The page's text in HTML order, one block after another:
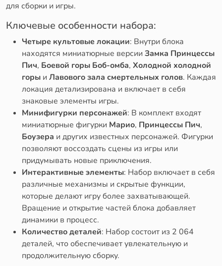
для сборки и игры.
Ключевые особенности набора:
Четыре культовые локации: Внутри блока
находятся миниатюрные версии Замка Принцессы
Пич, Боевой горы Боб-омба, Холодной холодной
горы и Лавового зала смертельных голов. Каждая
локация детализирована и включает в себя
знаковые элементы игры.
Минифигурки персонажей: В комплект входят
миниатюрные фигурки Марио, Принцессы Пич,
Боузера и других известных персонажей. Фигурки
позволяют воссоздать сцены из игры или
придумывать новые приключения.
Интерактивные элементы: Набор включает в себя
различные механизмы и скрытые функции,
которые делают игру более захватывающей.
Вращение и открытие частей блока добавляет
динамики в процесс.
Количество деталей: Набор состоит из 2 064
деталей, что обеспечивает увлекательную и
продолжительную сборку.